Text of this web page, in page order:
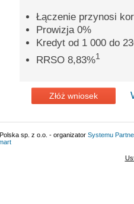
Łączenie przynosi
Prowizja 0%
Kredyt od 1 000 do
RRSO 8,83%1
Złóż wniosek
sp. z o.o. - organizator Systemu